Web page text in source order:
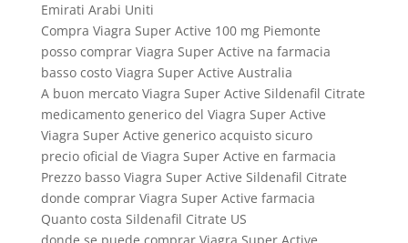
Emirati Arabi Uniti
Compra Viagra Super Active 100 mg Piemonte
posso comprar Viagra Super Active na farmacia
basso costo Viagra Super Active Australia
A buon mercato Viagra Super Active Sildenafil Citrate
medicamento generico del Viagra Super Active
Viagra Super Active generico acquisto sicuro
precio oficial de Viagra Super Active en farmacia
Prezzo basso Viagra Super Active Sildenafil Citrate
donde comprar Viagra Super Active farmacia
Quanto costa Sildenafil Citrate US